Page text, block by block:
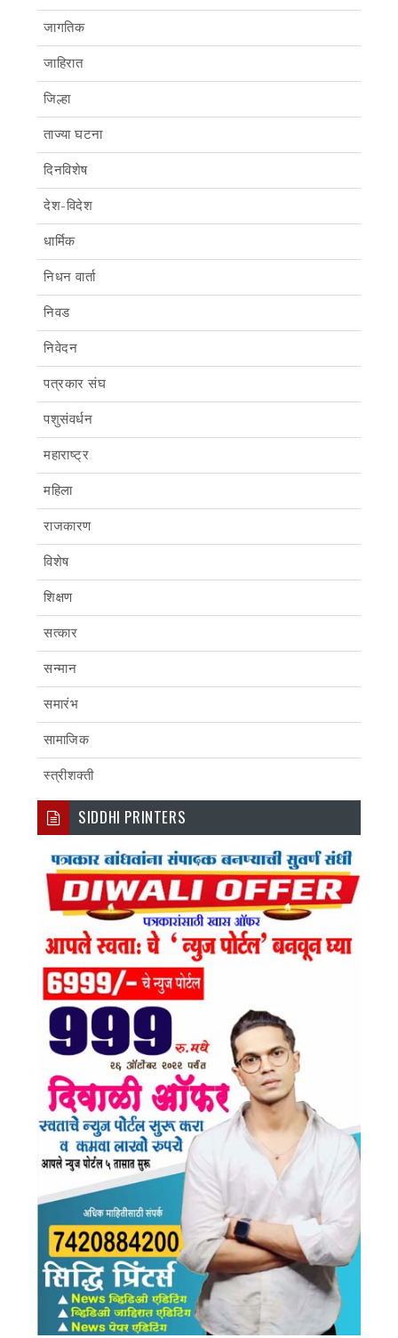
जागतिक
जाहिरात
जिल्हा
ताज्या घटना
दिनविशेष
देश-विदेश
धार्मिक
निधन वार्ता
निवड
निवेदन
पत्रकार संघ
पशुसंवर्धन
महाराष्ट्र
महिला
राजकारण
विशेष
शिक्षण
सत्कार
सन्मान
समारंभ
सामाजिक
स्त्रीशक्ती
SIDDHI PRINTERS